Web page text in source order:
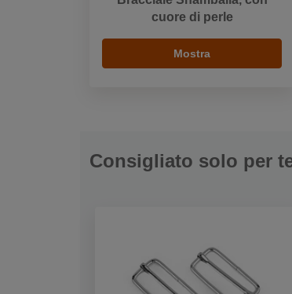
cuore di perle
Mostra
Consigliato solo per